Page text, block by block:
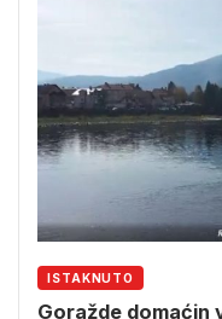
ISTAKNUTO
Goražde domaćin